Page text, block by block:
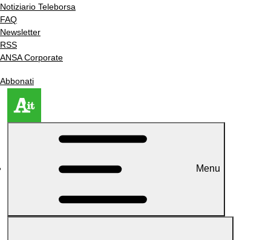
Notiziario Teleborsa
FAQ
Newsletter
RSS
ANSA Corporate
Abbonati
Menu